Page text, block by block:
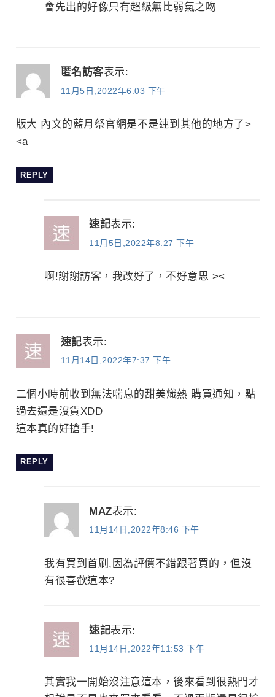
會先出的好像只有超級無比弱氣之吻
匿名訪客表示:
11月5日,2022年6:03 下午
版大 內文的藍月祭官網是不是連到其他的地方了>
<a
REPLY
速記表示:
11月5日,2022年8:27 下午
啊!謝謝訪客，我改好了，不好意思 ><
速記表示:
11月14日,2022年7:37 下午
二個小時前收到無法喘息的甜美熾熱 購買通知，點
過去還是沒貨XDD
這本真的好搶手!
REPLY
MAZ表示:
11月14日,2022年8:46 下午
我有買到首刷,因為評價不錯跟著買的，但沒
有很喜歡這本?
速記表示:
11月14日,2022年11:53 下午
其實我一開始沒注意這本，後來看到很熱門才